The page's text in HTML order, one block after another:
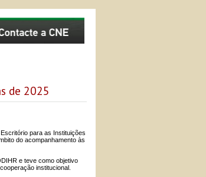
de 2025
para as Instituições
do acompanhamento às
e teve como objetivo
institucional.